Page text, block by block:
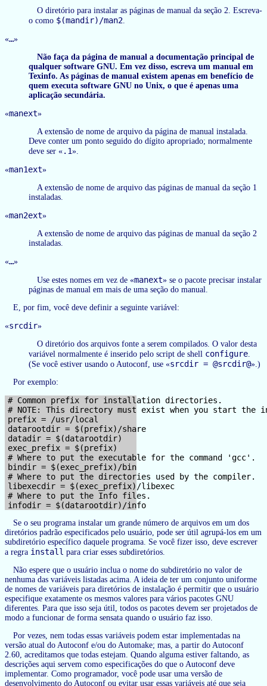
O diretório para instalar as páginas de manual da seção 2. Escreva-
o como $(mandir)/man2.
«…»
Não faça da página de manual a documentação principal de
qualquer software GNU. Em vez disso, escreva um manual em
Texinfo. As páginas de manual existem apenas em benefício de
quem executa software GNU no Unix, o que é apenas uma
aplicação secundária.
«manext»
A extensão de nome de arquivo da página de manual instalada.
Deve conter um ponto seguido do dígito apropriado; normalmente
deve ser « .1».
«man1ext»
A extensão de nome de arquivo das páginas de manual da seção 1
instaladas.
«man2ext»
A extensão de nome de arquivo das páginas de manual da seção 2
instaladas.
«…»
Use estes nomes em vez de «manext» se o pacote precisar instalar
páginas de manual em mais de uma seção do manual.
E, por fim, você deve definir a seguinte variável:
«srcdir»
O diretório dos arquivos fonte a serem compilados. O valor desta
variável normalmente é inserido pelo script de shell configure.
(Se você estiver usando o Autoconf, use «srcdir = @srcdir@».)
Por exemplo:
# Common prefix for installation directories.
# NOTE: This directory must exist when you start the
prefix = /usr/local
datarootdir = $(prefix)/share
datadir = $(datarootdir)
exec_prefix = $(prefix)
# Where to put the executable for the command 'gcc'.
bindir = $(exec_prefix)/bin
# Where to put the directories used by the compiler.
libexecdir = $(exec_prefix)/libexec
# Where to put the Info files.
Se o seu programa instalar um grande número de arquivos em um dos
diretórios padrão especificados pelo usuário, pode ser útil agrupá-los em um
subdiretório específico daquele programa. Se você fizer isso, deve escrever
a regra install para criar esses subdiretórios.
Não espere que o usuário inclua o nome do subdiretório no valor de
nenhuma das variáveis listadas acima. A ideia de ter um conjunto uniforme
de nomes de variáveis para diretórios de instalação é permitir que o usuário
especifique exatamente os mesmos valores para vários pacotes GNU
diferentes. Para que isso seja útil, todos os pacotes devem ser projetados de
modo a funcionar de forma sensata quando o usuário faz isso.
Por vezes, nem todas essas variáveis podem estar implementadas na
versão atual do Autoconf e/ou do Automake; mas, a partir do Autoconf
2.60, acreditamos que todas estejam. Quando alguma estiver faltando, as
descrições aqui servem como especificações do que o Autoconf deve
implementar. Como programador, você pode usar uma versão de
desenvolvimento do Autoconf ou evitar usar essas variáveis até que seja